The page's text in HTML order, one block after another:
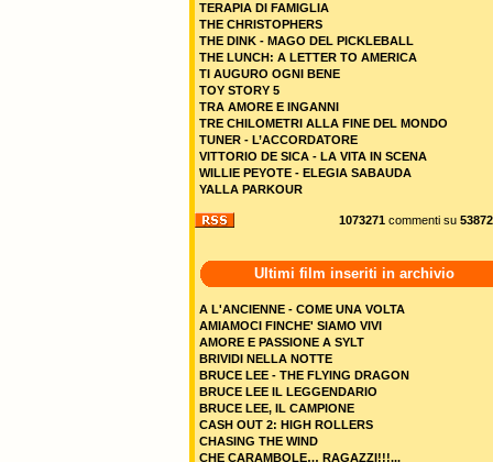
TERAPIA DI FAMIGLIA
THE CHRISTOPHERS
THE DINK - MAGO DEL PICKLEBALL
THE LUNCH: A LETTER TO AMERICA
TI AUGURO OGNI BENE
TOY STORY 5
TRA AMORE E INGANNI
TRE CHILOMETRI ALLA FINE DEL MONDO
TUNER - L’ACCORDATORE
VITTORIO DE SICA - LA VITA IN SCENA
WILLIE PEYOTE - ELEGIA SABAUDA
YALLA PARKOUR
1073271 commenti su 53872
Ultimi film inseriti in archivio
A L'ANCIENNE - COME UNA VOLTA
AMIAMOCI FINCHE' SIAMO VIVI
AMORE E PASSIONE A SYLT
BRIVIDI NELLA NOTTE
BRUCE LEE - THE FLYING DRAGON
BRUCE LEE IL LEGGENDARIO
BRUCE LEE, IL CAMPIONE
CASH OUT 2: HIGH ROLLERS
CHASING THE WIND
CHE CARAMBOLE… RAGAZZI!!!...